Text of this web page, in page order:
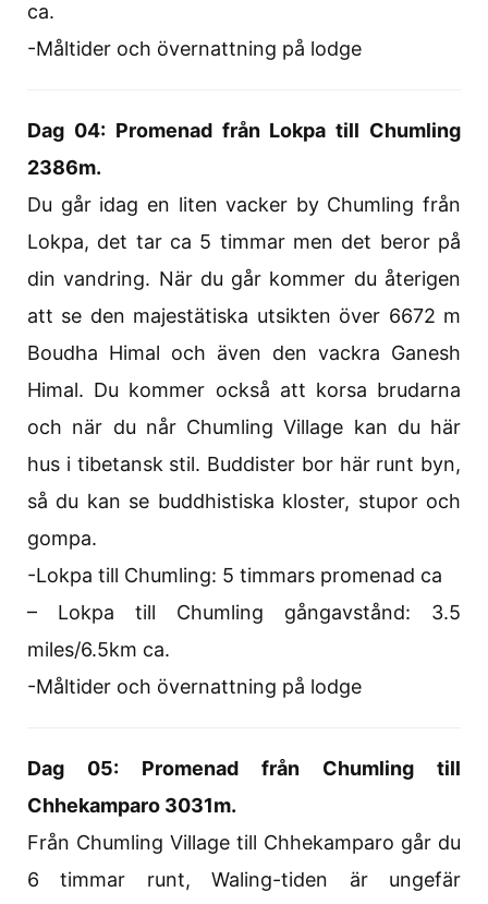
ca.
-Måltider och övernattning på lodge
Dag 04: Promenad från Lokpa till Chumling
2386m.
Du går idag en liten vacker by Chumling från
Lokpa, det tar ca 5 timmar men det beror på
din vandring. När du går kommer du återigen
att se den majestätiska utsikten över 6672 m
Boudha Himal och även den vackra Ganesh
Himal. Du kommer också att korsa brudarna
och när du når Chumling Village kan du här
hus i tibetansk stil. Buddister bor här runt byn,
så du kan se buddhistiska kloster, stupor och
gompa.
-Lokpa till Chumling: 5 timmars promenad ca
– Lokpa till Chumling gångavstånd: 3.5
miles/6.5km ca.
-Måltider och övernattning på lodge
Dag 05: Promenad från Chumling till
Chhekamparo 3031m.
Från Chumling Village till Chhekamparo går du
6 timmar runt, Waling-tiden är ungefär